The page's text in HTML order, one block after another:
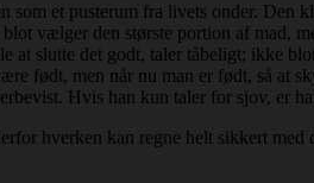
som et pusterum fra livets onder.
vælger den største portion af mad,
slutte det godt, taler tåbeligt; ikke
født, men når nu man er født, så at
Hvis han kun taler for sjov, er
hverken kan regne helt sikkert